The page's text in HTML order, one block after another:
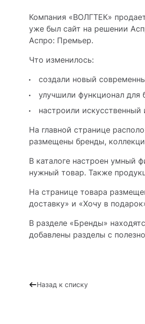
Компания «ВОЛГТЕК»
уже был сайт на решении
Аспро: Премьер.
Что изменилось:
создали новый
улучшили функционал для
настроили искусственный
На главной странице
размещены бренды,
В каталоге настроен умный
нужный товар. Также
На странице товара
доставку» и «Хочу в
В разделе «Бренды»
добавлены разделы с
Назад к списку